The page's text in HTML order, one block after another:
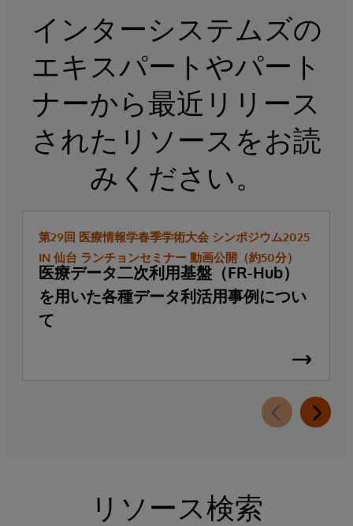
インターシステムズの
エキスパートやパート
ナーから最近リリース
されたリソースをお読
みください。
第29回 医療情報学春季学術大会 シンポジウム2025
IN 仙台 ランチョンセミナー 動画公開（約50分）
医療データ二次利用基盤（FR-Hub）
を用いた各種データ利活用事例につい
て
リソース検索